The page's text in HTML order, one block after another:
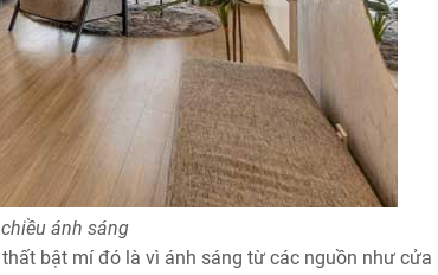
ánh sáng
bật mí đó là vì ánh sáng từ các nguồn như cửa